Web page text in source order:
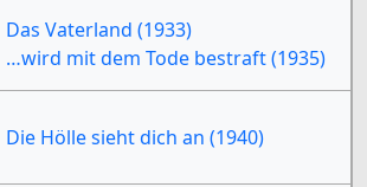
Das Vaterland (1933)
…wird mit dem Tode bestraft (1935)
Die Hölle sieht dich an (1940)